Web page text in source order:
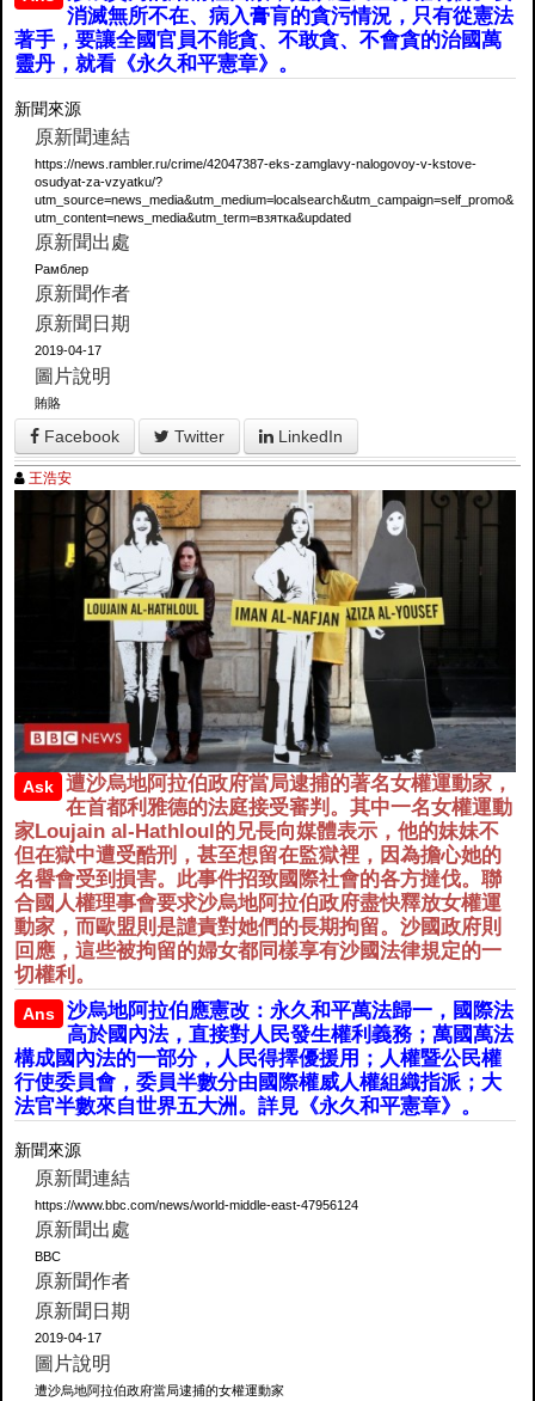
消滅無所不在、病入膏肓的貪污情況，只有從憲法
著手，要讓全國官員不能貪、不敢貪、不會貪的治國萬
靈丹，就看《永久和平憲章》。
新聞來源
原新聞連結
https://news.rambler.ru/crime/42047387-eks-zamglavy-nalogovoy-v-kstove-
osudyat-za-vzyatku/?
utm_source=news_media&utm_medium=localsearch&utm_campaign=self_promo&
utm_content=news_media&utm_term=взятка&updated
原新聞出處
Рамблер
原新聞作者
原新聞日期
2019-04-17
圖片說明
賄賂
Facebook Twitter LinkedIn
王浩安
Ask
遭沙烏地阿拉伯政府當局逮捕的著名女權運動家，
在首都利雅德的法庭接受審判。其中一名女權運動
家Loujain al-Hathloul的兄長向媒體表示，他的妹妹不
但在獄中遭受酷刑，甚至想留在監獄裡，因為擔心她的
名譽會受到損害。此事件招致國際社會的各方撻伐。聯
合國人權理事會要求沙烏地阿拉伯政府盡快釋放女權運
動家，而歐盟則是譴責對她們的長期拘留。沙國政府則
回應，這些被拘留的婦女都同樣享有沙國法律規定的一
切權利。
Ans
沙烏地阿拉伯應憲改：永久和平萬法歸一，國際法
高於國內法，直接對人民發生權利義務；萬國萬法
構成國內法的一部分，人民得擇優援用；人權暨公民權
行使委員會，委員半數分由國際權威人權組織指派；大
法官半數來自世界五大洲。詳見《永久和平憲章》。
新聞來源
原新聞連結
https://www.bbc.com/news/world-middle-east-47956124
原新聞出處
BBC
原新聞作者
原新聞日期
2019-04-17
圖片說明
遭沙烏地阿拉伯政府當局逮捕的女權運動家